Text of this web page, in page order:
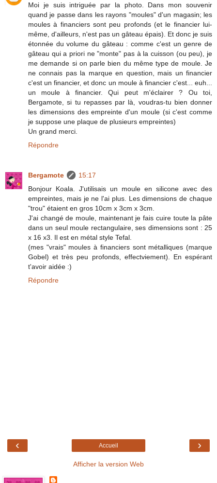
Moi je suis intriguée par la photo. Dans mon souvenir
quand je passe dans les rayons "moules" d'un magasin; les
moules à financiers sont peu profonds (et le financier lui-
même, d'ailleurs, n'est pas un gâteau épais). Et donc je suis
étonnée du volume du gâteau : comme c'est un genre de
gâteau qui a priori ne "monte" pas à la cuisson (ou peu), je
me demande si on parle bien du même type de moule. Je
ne connais pas la marque en question, mais un financier
c'est un financier, et donc un moule à financier c'est... euh...
un moule à financier. Qui peut m'éclairer ? Ou toi,
Bergamote, si tu repasses par là, voudras-tu bien donner
les dimensions des empreinte d'un moule (si c'est comme
je suppose une plaque de plusieurs empreintes)
Un grand merci.
Répondre
Bergamote
15:17
Bonjour Koala. J'utilisais un moule en silicone avec des
empreintes, mais je ne l'ai plus. Les dimensions de chaque
"trou" étaient en gros 10cm x 3cm x 3cm.
J'ai changé de moule, maintenant je fais cuire toute la pâte
dans un seul moule rectangulaire, ses dimensions sont : 25
x 16 x3. Il est en métal style Tefal.
(mes "vrais" moules à financiers sont métalliques (marque
Gobel) et très peu profonds, effectviement). En espérant
t'avoir aidée :)
Répondre
‹ ›
Accueil
Afficher la version Web